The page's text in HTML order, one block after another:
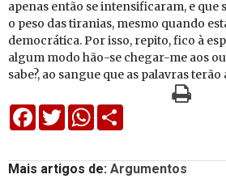
apenas então se intensificaram, e que
o peso das tiranias, mesmo quando
democrática. Por isso, repito, fico à
algum modo hão-se chegar-me aos
sabe?, ao sangue que as palavras
Facebook
Twitter WhatsApp
Mais artigos de: Argumentos